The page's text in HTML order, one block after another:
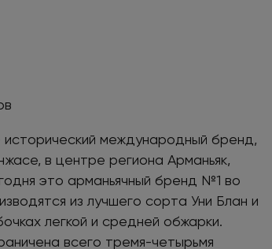
международный бренд,
в центре региона Арманьяк,
это арманьячный бренд №1 во
из лучшего сорта Уни Блан и
легкой и средней обжарки.
всего тремя-четырьмя